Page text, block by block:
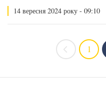
14 вересня 2024 року - 09:10
1